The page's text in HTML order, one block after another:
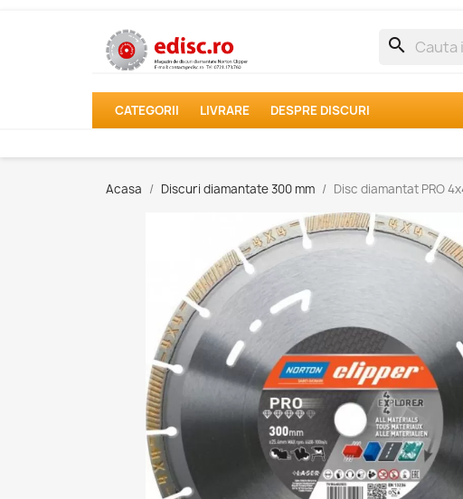
search
CATEGORII LIVRARE DESPRE DISCURI
Acasa Discuri diamantate 300 mm Disc diamantat PRO